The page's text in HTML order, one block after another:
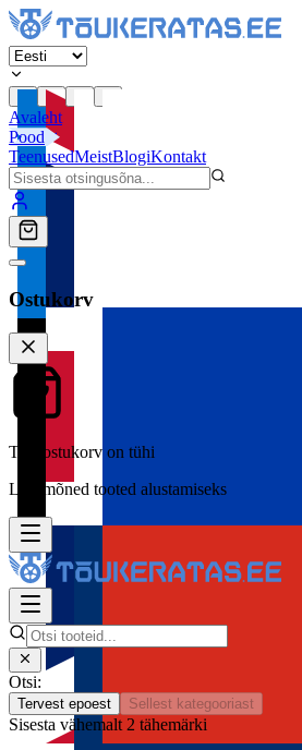
Avaleht
Pood
TeenusedMeistBlogiKontakt
Ostukorv
Teie ostukorv on tühi
Lisa mõned tooted alustamiseks
Otsi:
Tervest epoest Sellest kategooriast
Sisesta vähemalt 2 tähemärki